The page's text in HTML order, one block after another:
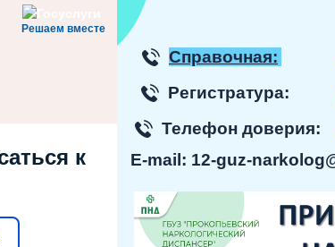
Решаем вместе
к
Справочная:
Регистратура:
Телефон доверия:
E-mail: 12-guz-